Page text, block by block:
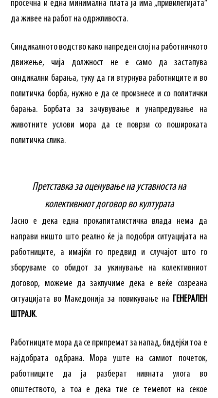
просечна и една минимална плата ја има „привилегијата“
да живее на работ на одржливоста.
Синдикалното водство како напреден слој на работничкото
движење, чија должност не е само да застапува
синдикални барања, туку да ги втурнува работниците и во
политичка борба, нужно е да се произнесе и со политички
барања. Борбата за зачувување и унапредување на
животните услови мора да се поврзи со пошироката
политичка слика.
Претставка за оценување на уставноста на
колективниот договор во културата
Јасно е дека една прокапиталистичка влада нема да
направи ништо што реално ќе ја подобри ситуацијата на
работниците, а имајќи го предвид и случајот што го
зборуваме со обидот за укинување на колективниот
договор, можеме да заклучиме дека е веќе созреана
ситуацијата во Македонија за повикување на ГЕНЕРАЛЕН
ШТРАЈК.
Работниците мора да се припремат за напад, бидејќи тоа е
најдобрата одбрана. Мора уште на самиот почеток,
работниците да ја разберат нивната улога во
општеството, а тоа е дека тие се темелот на секое